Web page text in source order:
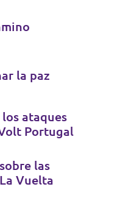
la paz
ataques
Portugal
las
Vuelta